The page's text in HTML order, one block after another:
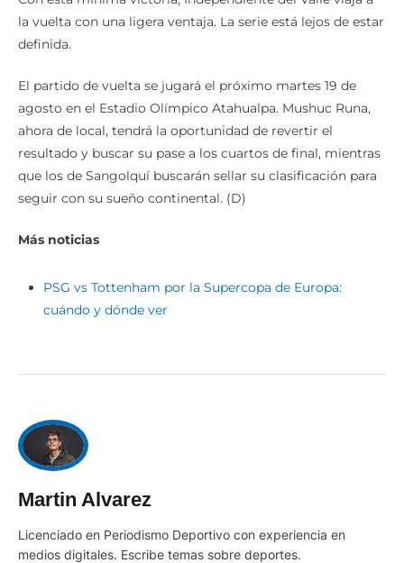
la vuelta con una ligera ventaja. La serie está lejos de estar
definida.
El partido de vuelta se jugará el próximo martes 19 de
agosto en el Estadio Olímpico Atahualpa. Mushuc Runa,
ahora de local, tendrá la oportunidad de revertir el
resultado y buscar su pase a los cuartos de final, mientras
que los de Sangolquí buscarán sellar su clasificación para
seguir con su sueño continental. (D)
Más noticias
PSG vs Tottenham por la Supercopa de Europa:
cuándo y dónde ver
Martin Alvarez
Licenciado en Periodismo Deportivo con experiencia en
medios digitales. Escribe temas sobre deportes.